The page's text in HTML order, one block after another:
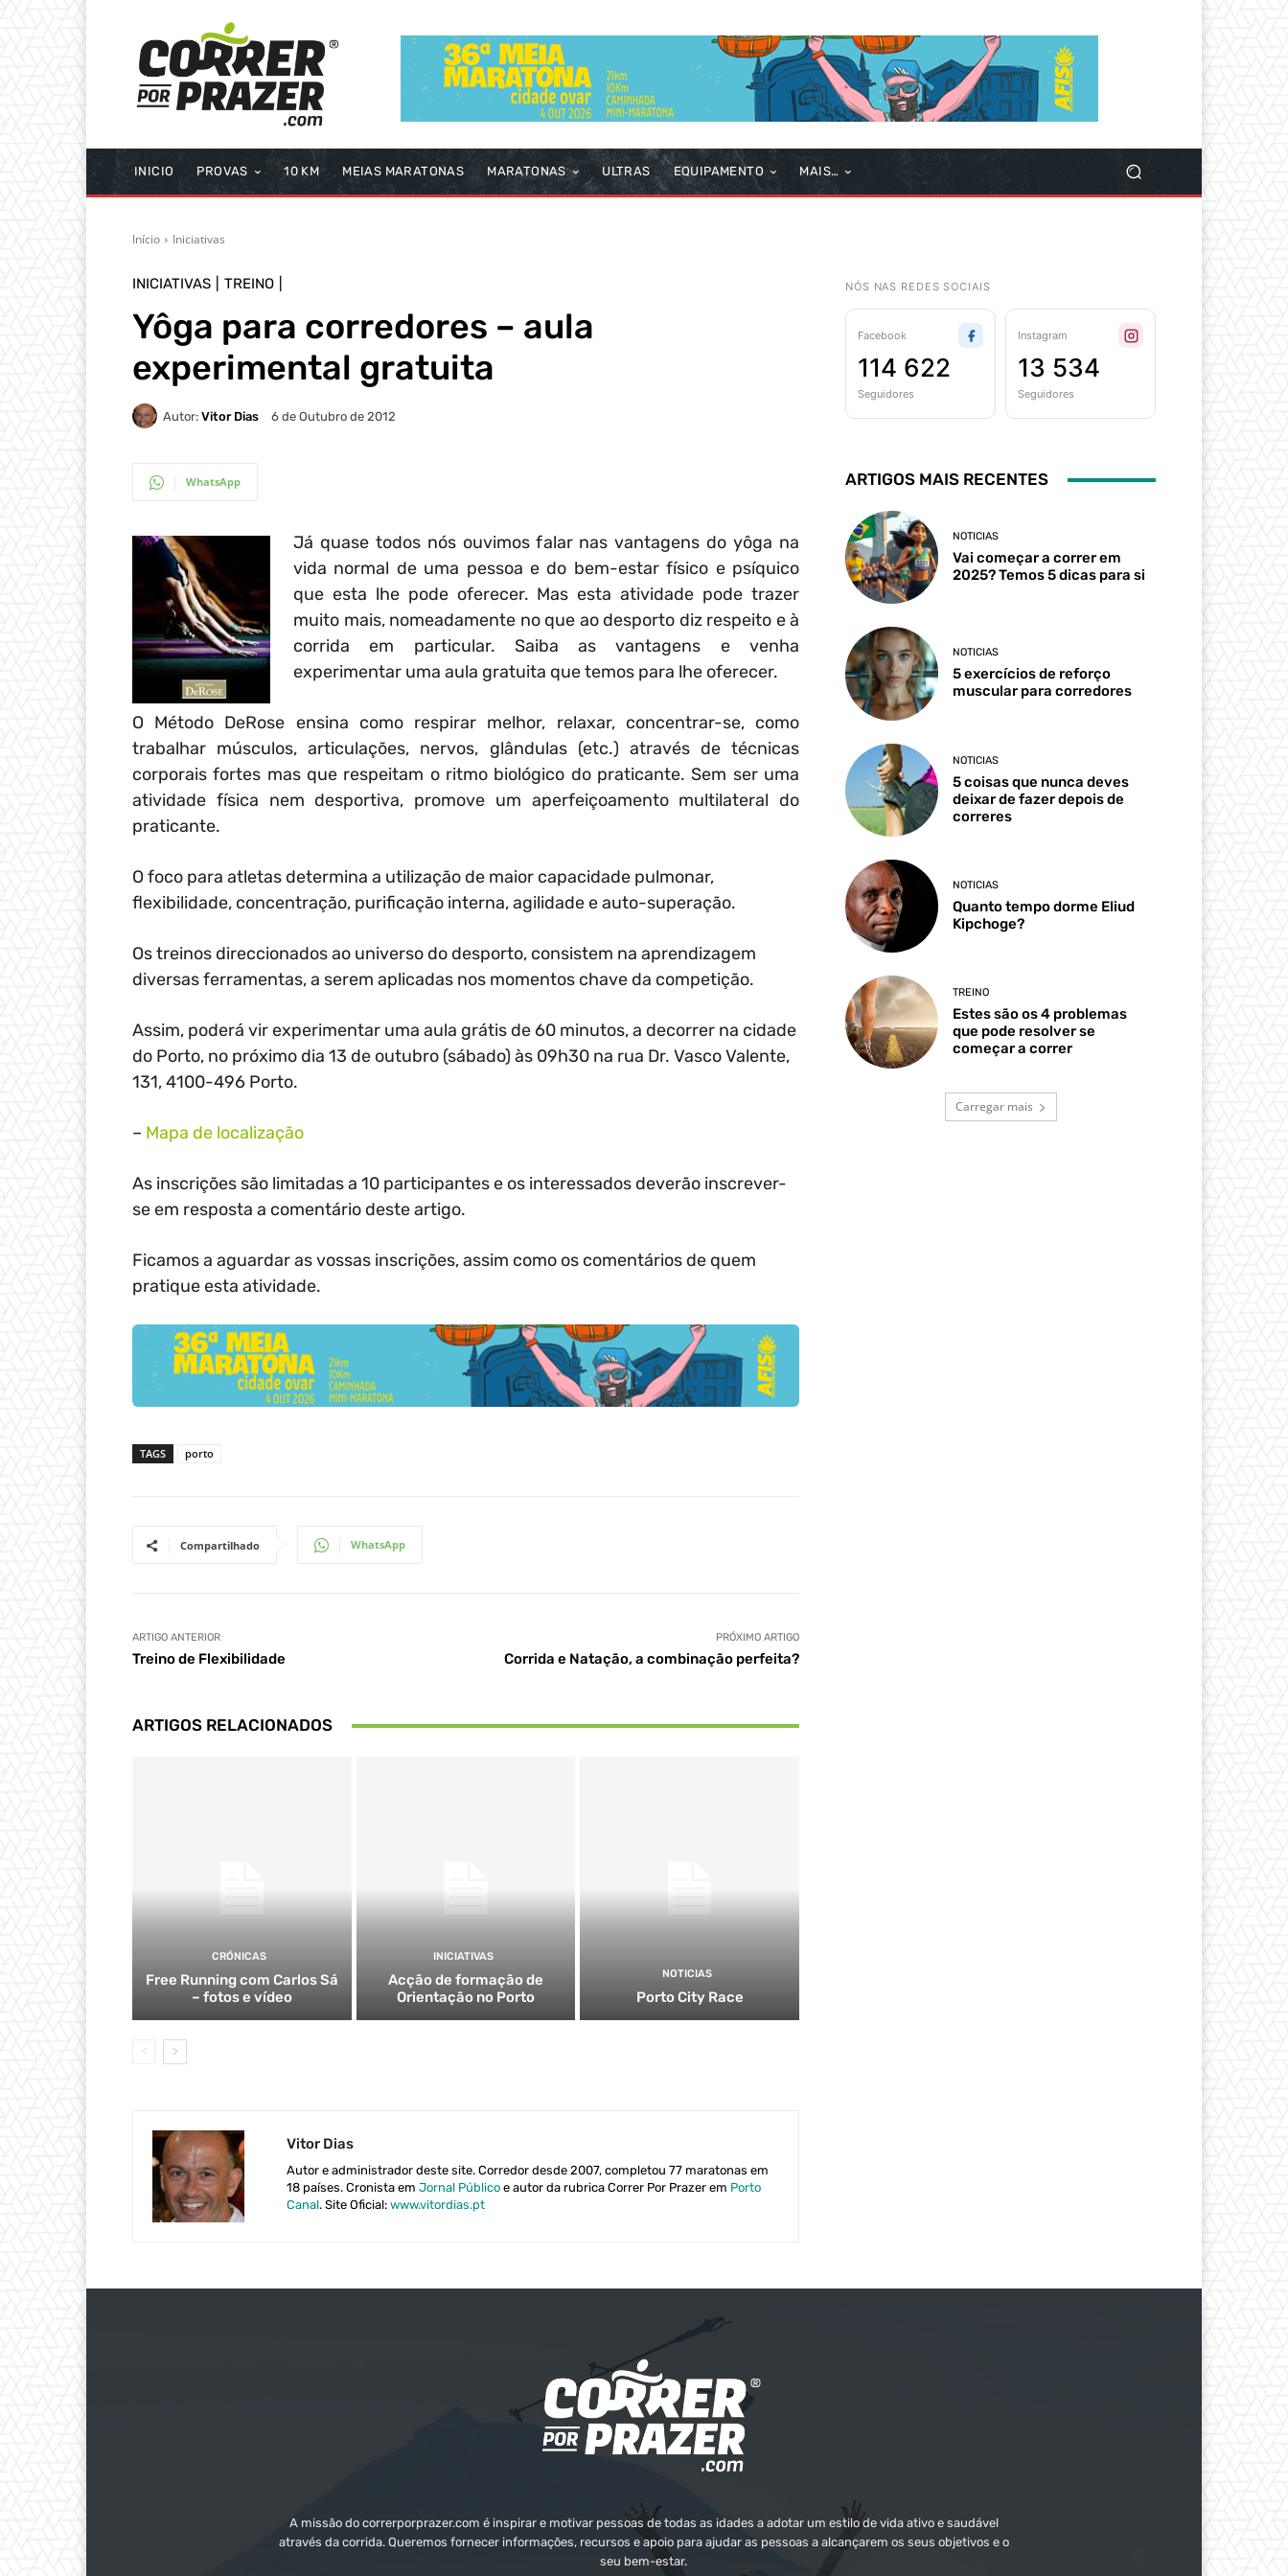
INICIO PROVAS 10 KM MEIAS MARATONAS MARATONAS ULTRAS EQUIPAMENTO MAIS…
Início Iniciativas
INICIATIVAS TREINO
Yôga para corredores – aula
experimental gratuita
Autor: Vitor Dias 6 de Outubro de 2012
WhatsApp
Já quase todos nós ouvimos falar nas vantagens do yôga na
vida normal de uma pessoa e do bem-estar físico e psíquico
que esta lhe pode oferecer. Mas esta atividade pode trazer
muito mais, nomeadamente no que ao desporto diz respeito e à
corrida em particular. Saiba as vantagens e venha
experimentar uma aula gratuita que temos para lhe oferecer.
O Método DeRose ensina como respirar melhor, relaxar, concentrar-se, como
trabalhar músculos, articulações, nervos, glândulas (etc.) através de técnicas
corporais fortes mas que respeitam o ritmo biológico do praticante. Sem ser uma
atividade física nem desportiva, promove um aperfeiçoamento multilateral do
praticante.
O foco para atletas determina a utilização de maior capacidade pulmonar,
flexibilidade, concentração, purificação interna, agilidade e auto-superação.
Os treinos direccionados ao universo do desporto, consistem na aprendizagem
diversas ferramentas, a serem aplicadas nos momentos chave da competição.
Assim, poderá vir experimentar uma aula grátis de 60 minutos, a decorrer na cidade
do Porto, no próximo dia 13 de outubro (sábado) às 09h30 na rua Dr. Vasco Valente,
131, 4100-496 Porto.
– Mapa de localização
As inscrições são limitadas a 10 participantes e os interessados deverão inscrever-
se em resposta a comentário deste artigo.
Ficamos a aguardar as vossas inscrições, assim como os comentários de quem
pratique esta atividade.
TAGS porto
Compartilhado WhatsApp
ARTIGO ANTERIOR
Treino de Flexibilidade
PRÓXIMO ARTIGO
Corrida e Natação, a combinação perfeita?
ARTIGOS RELACIONADOS
CRÓNICAS
Free Running com Carlos Sá
– fotos e vídeo
INICIATIVAS
Acção de formação de
Orientação no Porto
NOTICIAS
Porto City Race
Vitor Dias
Autor e administrador deste site. Corredor desde 2007, completou 77 maratonas em
18 países. Cronista em Jornal Público e autor da rubrica Correr Por Prazer em Porto
Canal. Site Oficial: www.vitordias.pt
NÓS NAS REDES SOCIAIS
Facebook
114 622
Seguidores
Instagram
13 534
Seguidores
ARTIGOS MAIS RECENTES
NOTICIAS
Vai começar a correr em
2025? Temos 5 dicas para si
NOTICIAS
5 exercícios de reforço
muscular para corredores
NOTICIAS
5 coisas que nunca deves
deixar de fazer depois de
correres
NOTICIAS
Quanto tempo dorme Eliud
Kipchoge?
TREINO
Estes são os 4 problemas
que pode resolver se
começar a correr
Carregar mais
A missão do correrporprazer.com é inspirar e motivar pessoas de todas as idades a adotar um estilo de vida ativo e saudável
através da corrida. Queremos fornecer informações, recursos e apoio para ajudar as pessoas a alcançarem os seus objetivos e o
seu bem-estar.